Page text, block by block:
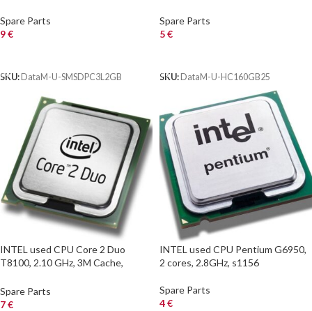
Spare Parts
9€
SKU: DataM-U-SMSDPC3L2GB
Spare Parts
5€
SKU: DataM-U-HC160GB25
INTEL used CPU Core 2 Duo
T8100, 2.10 GHz, 3M Cache,
Spare Parts
7€
INTEL used CPU Pentium G6950,
2 cores, 2.8GHz, s1156
Spare Parts
4€